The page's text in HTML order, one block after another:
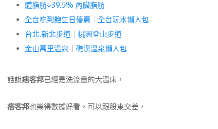
體脂肪↓39.5% 內臟脂肪
全台吃到飽生日優惠
全台玩水懶人包
台北.新北步道
桃園登山步道
金山萬里溫泉
礁溪溫泉懶人包
話說痞客邦已經是洗流量的大溫床，
痞客邦也樂得數據好看，可以跟股東交差，